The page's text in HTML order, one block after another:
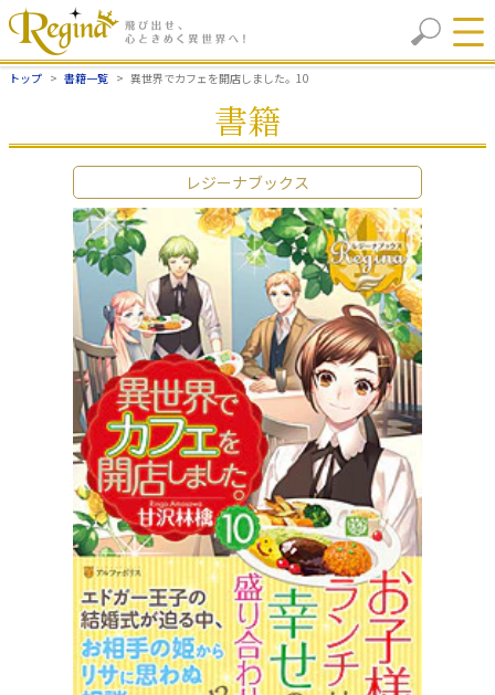
トップ 書籍一覧 異世界でカフェを開店しました。10
書籍
レジーナブックス